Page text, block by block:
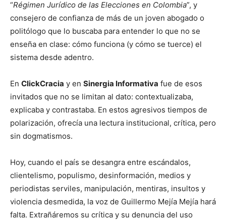
“Régimen Jurídico de las Elecciones en Colombia”, y
consejero de confianza de más de un joven abogado o
politólogo que lo buscaba para entender lo que no se
enseña en clase: cómo funciona (y cómo se tuerce) el
sistema desde adentro.
En ClickCracia y en Sinergia Informativa fue de esos
invitados que no se limitan al dato: contextualizaba,
explicaba y contrastaba. En estos agresivos tiempos de
polarización, ofrecía una lectura institucional, crítica, pero
sin dogmatismos.
Hoy, cuando el país se desangra entre escándalos,
clientelismo, populismo, desinformación, medios y
periodistas serviles, manipulación, mentiras, insultos y
violencia desmedida, la voz de Guillermo Mejía Mejía hará
falta. Extrañáremos su crítica y su denuncia del uso